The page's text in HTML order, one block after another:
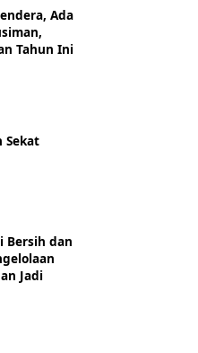
Ada
Tahun Ini
Sekat
Bersih dan
Jadi